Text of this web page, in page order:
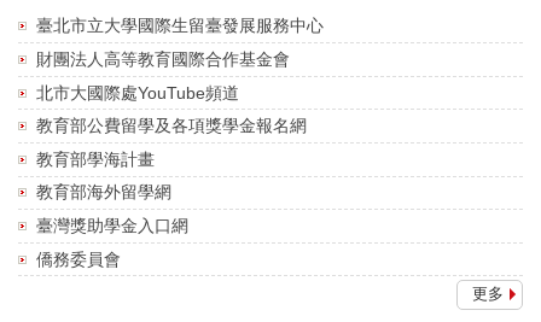
臺北市立大學國際生留臺發展服務中心
財團法人高等教育國際合作基金會
北市大國際處YouTube頻道
教育部公費留學及各項獎學金報名網
教育部學海計畫
教育部海外留學網
臺灣獎助學金入口網
僑務委員會
更多